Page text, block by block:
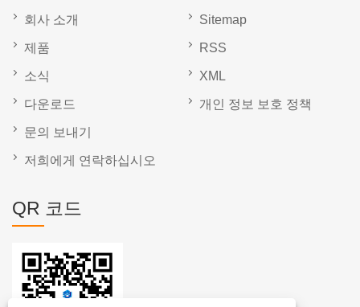
회사 소개
제품
소식
다운로드
문의 보내기
저희에게 연락하십시오
Sitemap
RSS
XML
개인 정보 보호 정책
QR 코드